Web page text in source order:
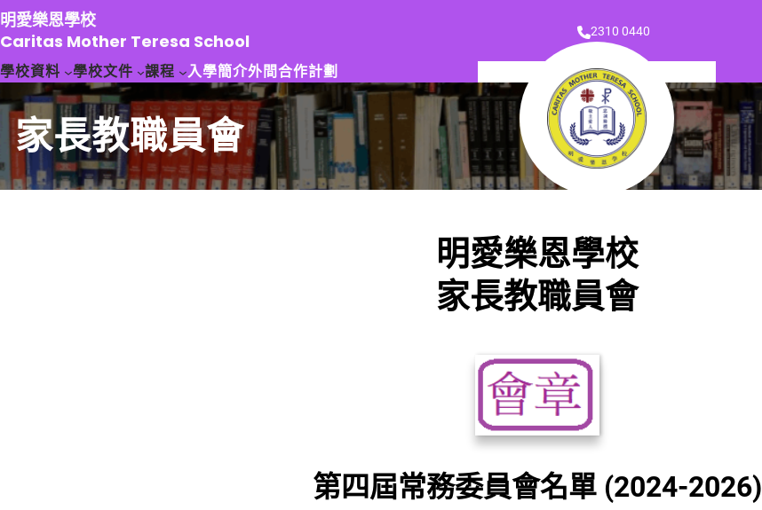
跳
至
主
要
容
明愛樂恩學校
Caritas Mother Teresa School
2310 0440
學校資料 學校文件 課程 入學簡介外間合作計劃
家長教職員會
明愛樂恩學校
家長教職員會
第四屆常務委員會名單 (2024-2026)